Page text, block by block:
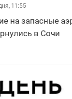
11:55
на запасные
в Сочи